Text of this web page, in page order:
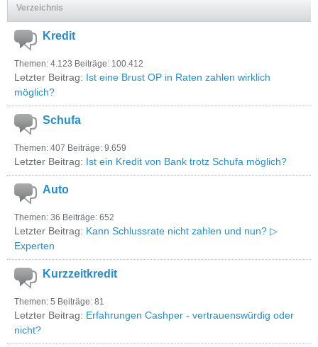
Verzeichnis
Kredit
Themen: 4.123 Beiträge: 100.412
Letzter Beitrag: Ist eine Brust OP in Raten zahlen wirklich
möglich?
Schufa
Themen: 407 Beiträge: 9.659
Letzter Beitrag: Ist ein Kredit von Bank trotz Schufa möglich?
Auto
Themen: 36 Beiträge: 652
Letzter Beitrag: Kann Schlussrate nicht zahlen und nun? ▷
Experten
Kurzzeitkredit
Themen: 5 Beiträge: 81
Letzter Beitrag: Erfahrungen Cashper - vertrauenswürdig oder
nicht?